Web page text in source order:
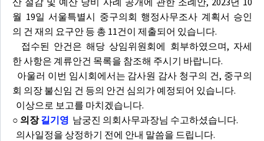
월 19일 서울특별시 중구의회 행정사무조사 계획서 승인
의 건 재의 요구안 등 총 11건이 제출되어 있습니다.
접수된 안건은 해당 상임위원회에 회부하였으며, 자세
한 사항은 계류안건 목록을 참조해 주시기 바랍니다.
아울러 이번 임시회에서는 감사원 감사 청구의 건, 중구의
회 의장 불신임 건 등의 안건 심의가 예정되어 있습니다.
이상으로 보고를 마치겠습니다.
○ 의장길기영 남궁진 의회사무과장님 수고하셨습니다.
의사일정을 상정하기 전에 안내 말씀을 드립니다.